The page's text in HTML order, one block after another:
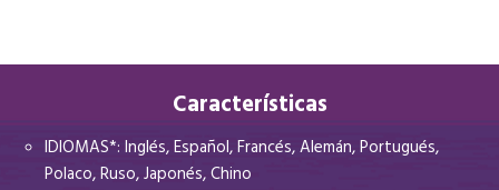
Características
IDIOMAS*: Inglés, Español, Francés, Alemán, Portugués,
Polaco, Ruso, Japonés, Chino